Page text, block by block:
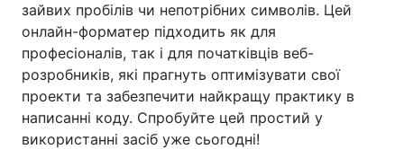
зайвих пробілів чи непотрібних символів. Цей
онлайн-форматер підходить як для
професіоналів, так і для початківців веб-
розробників, які прагнуть оптимізувати свої
проекти та забезпечити найкращу практику в
написанні коду. Спробуйте цей простий у
використанні засіб уже сьогодні!